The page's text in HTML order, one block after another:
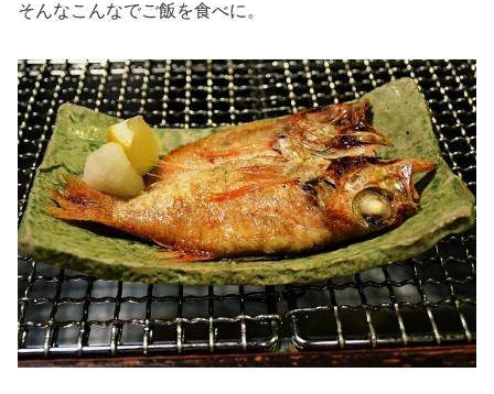
そんなこんなでご飯を食べに。